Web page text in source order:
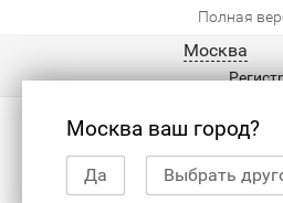
Полная
Москва
Москва ваш город?
Да Выбрать